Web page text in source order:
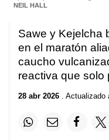
NEIL HALL
Sawe y Kejelcha
en el maratón
caucho
reactiva que solo
28 abr 2026 . Actualizado